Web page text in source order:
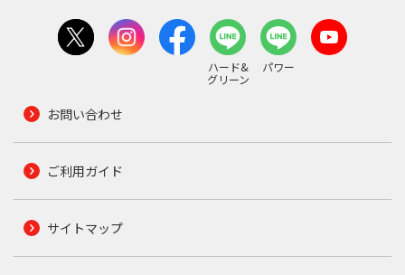
ハード&
グリーン
パワー
お問い合わせ
ご利用ガイド
サイトマップ